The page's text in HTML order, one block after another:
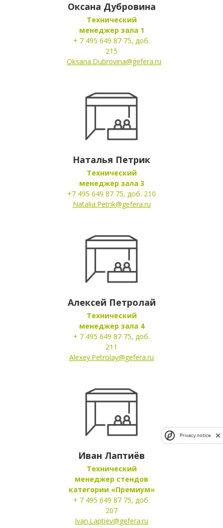
Оксана Дубровина
Технический
менеджер зала 1
+ 7 495 649 87 75, доб.
215
Oksana.Dubrovina@gefera.ru
Наталья Петрик
Технический
менеджер зала 3
+7 495 649 87 75, доб. 210
Natalia.Petrik@gefera.ru
Алексей Петролай
Технический
менеджер зала 4
+ 7 495 649 87 75, доб.
211
Alexey.Petrolay@gefera.ru
Иван Лаптиёв
Технический
менеджер стендов
категории «Премиум»
+ 7 495 649 87 75, доб.
207
Ivan.Laptiev@gefera.ru
Privacy notice